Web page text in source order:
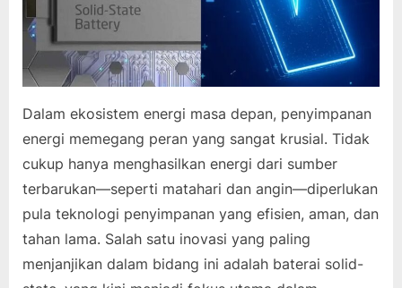
Dalam ekosistem energi masa depan, penyimpanan
energi memegang peran yang sangat krusial. Tidak
cukup hanya menghasilkan energi dari sumber
terbarukan—seperti matahari dan angin—diperlukan
pula teknologi penyimpanan yang efisien, aman, dan
tahan lama. Salah satu inovasi yang paling
menjanjikan dalam bidang ini adalah baterai solid-